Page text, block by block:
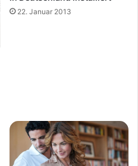
22. Januar 2013